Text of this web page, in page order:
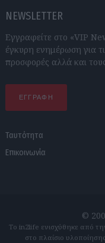
NEWSLETTER
Εγγραφείτε στο «VIP
έγκυρη ενημέρωση για
προσφορές αλλά και
ΕΓΓΡΑΦΗ
Ταυτότητα
Επικοινωνία
©
Το in2life ενισχύθηκε από
στο πλαίσιο